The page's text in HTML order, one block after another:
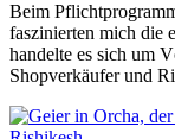
Beim
faszinierten mich die
handelte es sich um
Shopverkäufer und